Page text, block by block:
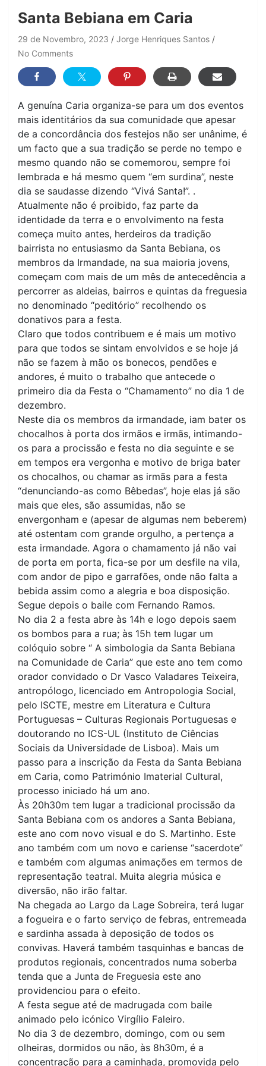
Santa Bebiana em Caria
29 de Novembro, 2023
Jorge Henriques Santos
No Comments
A genuína Caria organiza-se para um dos eventos
mais identitários da sua comunidade que apesar
de a concordância dos festejos não ser unânime, é
um facto que a sua tradição se perde no tempo e
mesmo quando não se comemorou, sempre foi
lembrada e há mesmo quem “em surdina”, neste
dia se saudasse dizendo “Vivá Santa!”. .
Atualmente não é proibido, faz parte da
identidade da terra e o envolvimento na festa
começa muito antes, herdeiros da tradição
bairrista no entusiasmo da Santa Bebiana, os
membros da Irmandade, na sua maioria jovens,
começam com mais de um mês de antecedência a
percorrer as aldeias, bairros e quintas da freguesia
no denominado “peditório” recolhendo os
donativos para a festa.
Claro que todos contribuem e é mais um motivo
para que todos se sintam envolvidos e se hoje já
não se fazem à mão os bonecos, pendões e
andores, é muito o trabalho que antecede o
primeiro dia da Festa o “Chamamento” no dia 1 de
dezembro.
Neste dia os membros da irmandade, iam bater os
chocalhos à porta dos irmãos e irmãs, intimando-
os para a procissão e festa no dia seguinte e se
em tempos era vergonha e motivo de briga bater
os chocalhos, ou chamar as irmãs para a festa
“denunciando-as como Bêbedas”, hoje elas já são
mais que eles, são assumidas, não se
envergonham e (apesar de algumas nem beberem)
até ostentam com grande orgulho, a pertença a
esta irmandade. Agora o chamamento já não vai
de porta em porta, fica-se por um desfile na vila,
com andor de pipo e garrafões, onde não falta a
bebida assim como a alegria e boa disposição.
Segue depois o baile com Fernando Ramos.
No dia 2 a festa abre às 14h e logo depois saem
os bombos para a rua; às 15h tem lugar um
colóquio sobre “ A simbologia da Santa Bebiana
na Comunidade de Caria” que este ano tem como
orador convidado o Dr Vasco Valadares Teixeira,
antropólogo, licenciado em Antropologia Social,
pelo ISCTE, mestre em Literatura e Cultura
Portuguesas – Culturas Regionais Portuguesas e
doutorando no ICS-UL (Instituto de Ciências
Sociais da Universidade de Lisboa). Mais um
passo para a inscrição da Festa da Santa Bebiana
em Caria, como Património Imaterial Cultural,
processo iniciado há um ano.
Às 20h30m tem lugar a tradicional procissão da
Santa Bebiana com os andores a Santa Bebiana,
este ano com novo visual e do S. Martinho. Este
ano também com um novo e cariense “sacerdote”
e também com algumas animações em termos de
representação teatral. Muita alegria música e
diversão, não irão faltar.
Na chegada ao Largo da Lage Sobreira, terá lugar
a fogueira e o farto serviço de febras, entremeada
e sardinha assada à deposição de todos os
convivas. Haverá também tasquinhas e bancas de
produtos regionais, concentrados numa soberba
tenda que a Junta de Freguesia este ano
providenciou para o efeito.
A festa segue até de madrugada com baile
animado pelo icónico Virgílio Faleiro.
No dia 3 de dezembro, domingo, com ou sem
olheiras, dormidos ou não, às 8h30m, é a
concentração para a caminhada, promovida pelo